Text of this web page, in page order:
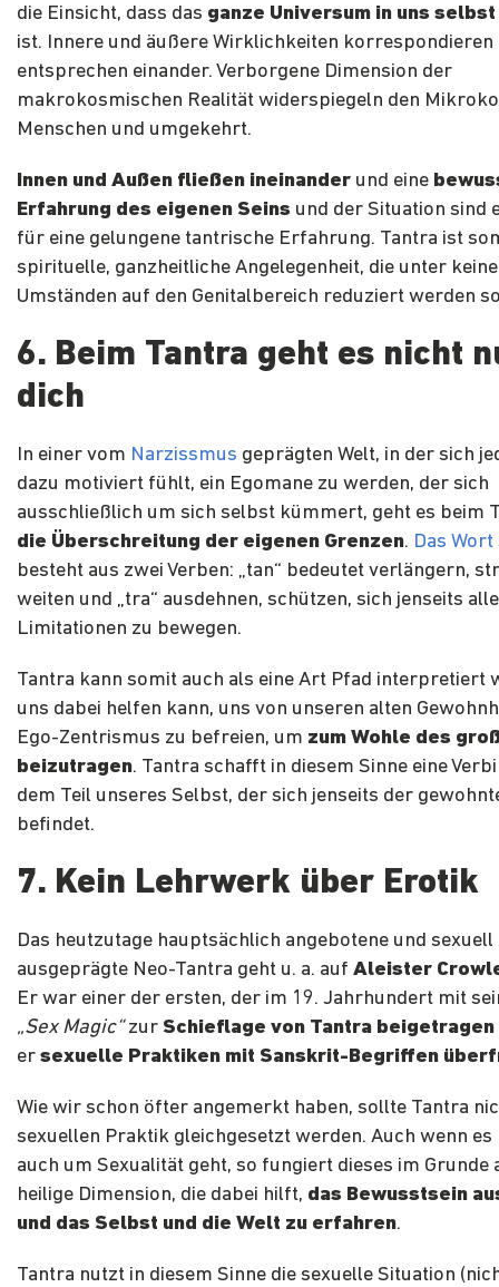
die Einsicht, dass das ganze Universum in uns
ist. Innere und äußere Wirklichkeiten korrespondieren
entsprechen einander. Verborgene Dimension der
makrokosmischen Realität widerspiegeln den
Menschen und umgekehrt.
Innen und Außen fließen ineinander und eine
Erfahrung des eigenen Seins und der Situation sind
für eine gelungene tantrische Erfahrung. Tantra ist
spirituelle, ganzheitliche Angelegenheit, die unter
Umständen auf den Genitalbereich reduziert werden
6. Beim Tantra geht es nicht
dich
In einer vom Narzissmus geprägten Welt, in der sich
dazu motiviert fühlt, ein Egomane zu werden, der sich
ausschließlich um sich selbst kümmert, geht es beim
die Überschreitung der eigenen Grenzen. Das Wort
besteht aus zwei Verben: „tan“ bedeutet verlängern,
weiten und „tra“ ausdehnen, schützen, sich jenseits
Limitationen zu bewegen.
Tantra kann somit auch als eine Art Pfad interpretiert
uns dabei helfen kann, uns von unseren alten
Ego-Zentrismus zu befreien, um zum Wohle des
beizutragen. Tantra schafft in diesem Sinne eine
dem Teil unseres Selbst, der sich jenseits der
befindet.
7. Kein Lehrwerk über Erotik
Das heutzutage hauptsächlich angebotene und sexuell
ausgeprägte Neo-Tantra geht u. a. auf Aleister
Er war einer der ersten, der im 19. Jahrhundert mit
„Sex Magic“zur Schieflage von Tantra beigetragen
er sexuelle Praktiken mit Sanskrit-Begriffen
Wie wir schon öfter angemerkt haben, sollte Tantra
sexuellen Praktik gleichgesetzt werden. Auch wenn es
auch um Sexualität geht, so fungiert dieses im Grunde
heilige Dimension, die dabei hilft, das Bewusstsein
und das Selbst und die Welt zu erfahren.
Tantra nutzt in diesem Sinne die sexuelle Situation